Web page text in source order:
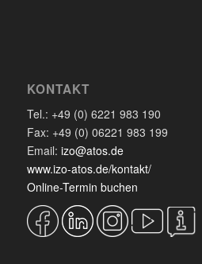
KONTAKT
Tel.: +49 (0) 6221 983 190
Fax: +49 (0) 06221 983 199
Email: izo@atos.de
www.izo-atos.de/kontakt/
Online-Termin buchen